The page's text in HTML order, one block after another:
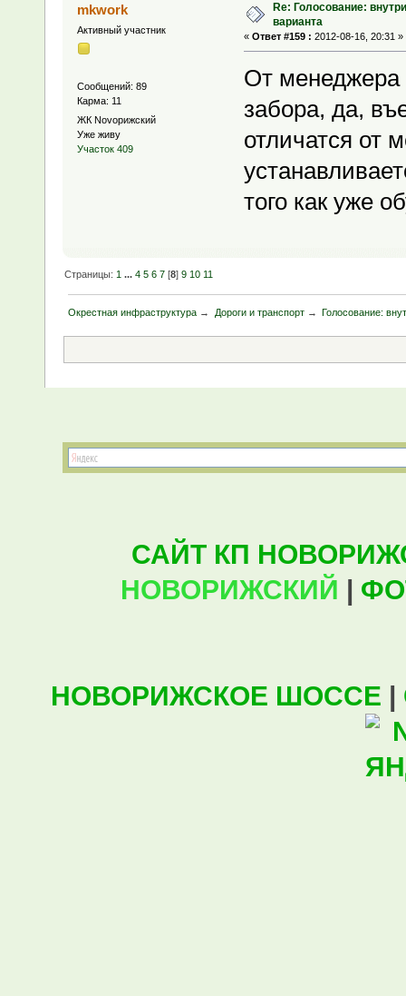
mkwork
Активный участник
Сообщений: 89
Карма: 11
ЖК Novoрижский
Уже живу
Участок 409
Re: Голосование:
варианта
« Ответ #159 : 2012-08-16, 20:31 »
От
забора, да,
отличатся от
того как уже
Страницы: 1 ...4 5 6 7 [8]9 10 11
Окрестная инфраструктура → Дороги и транспорт→ Голосование:
САЙТ КП
НОВОРИЖСКИЙ |
НОВОРИЖСКОЕ ШОССЕ |